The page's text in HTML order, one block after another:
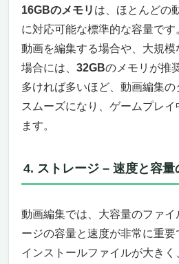
豊富なポートと拡張性
まとめ：動画編集とゲ
Cyborg 15
【第10位】LG ノートパソ
ームの両方を快適にこな
ートPC（大画面派）
高速データ転送と拡張
頑丈なデザインで安心の
まとめ：高性能で快適
動画編集・ゲーム向けノ
【第11位】LG gram 超軽
16GBのメモリ は、ほとんどの
に対応可能な標準的な容量で
動画を編集する場合や、大規模
場合には、 32GBのメモリが推
多ければ多いほど、動画編集
スムーズになり、ゲームプレイ
ます。
4. ストレージ – 速度と容
動画編集では、大容量のファ
ージの容量と速度が非常に重
インストールファイルが大き